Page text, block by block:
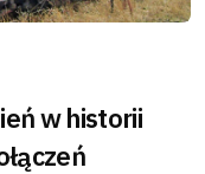
w historii